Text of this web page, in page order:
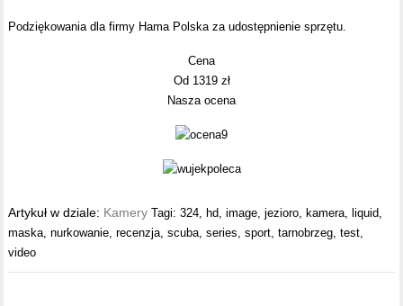
Podziękowania dla firmy Hama Polska za udostępnienie sprzętu.
Cena
Od 1319 zł
Nasza ocena
Artykuł w dziale: Kamery Tagi:324 hd ,image ,jezioro kamera liquid
maska ,nurkowanie ,recenzja ,scuba ,series ,sport ,tarnobrzeg ,test
video